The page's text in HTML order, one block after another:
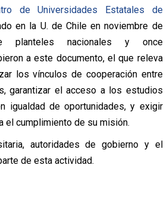
de Universidades Estatales de
en la U. de Chile en noviembre de
planteles nacionales y once
a este documento, el que releva
los vínculos de cooperación entre
garantizar el acceso a los estudios
igualdad de oportunidades, y exigir
el cumplimiento de su misión.
autoridades de gobierno y el
de esta actividad.